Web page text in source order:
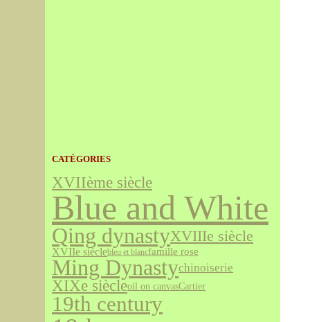
CATÉGORIES
XVIIème siècle
Blue and White
Qing dynastyXVIIIe siècle
XVIIe sièclebleu et blancfamille rose
Ming Dynastychinoiserie
XIXe siècleoil on canvasCartier
19th century